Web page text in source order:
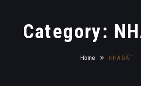
Category:
Home NHÀ ĐẤT